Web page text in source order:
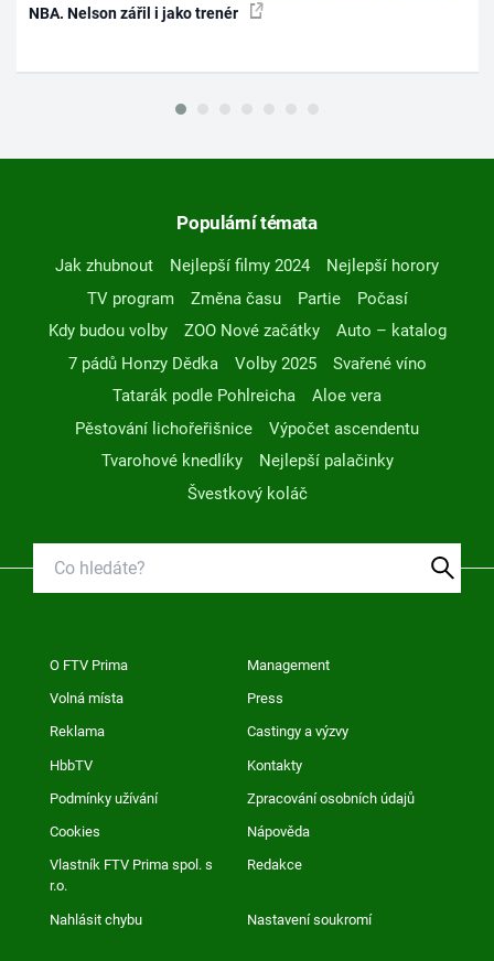
NBA. Nelson zářil i jako trenér
Populární témata
Jak zhubnout Nejlepší filmy 2024
Nejlepší horory
TV program
Změna času Partie
Počasí
Kdy budou volby
ZOO Nové začátky
Auto – katalog
7 pádů Honzy Dědka
Volby 2025
Svařené víno
Tatarák podle Pohlreicha
Aloe vera
Pěstování lichořeřišnice
Výpočet ascendentu
Tvarohové knedlíky
Nejlepší palačinky
Švestkový koláč
O FTV Prima Management
Volná místa Press
Reklama Castingy a výzvy
HbbTV Kontakty
Podmínky užívání Zpracování osobních údajů
Cookies Nápověda
Vlastník FTV Prima spol. s
r.o.
Redakce
Nahlásit chybu Nastavení soukromí